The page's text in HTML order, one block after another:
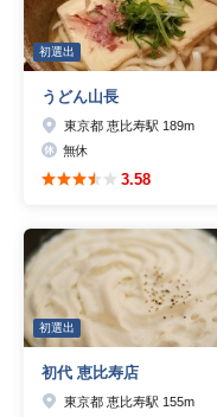
初選出
うどん山長
東京都 恵比寿駅 189m
無休
3.58
初選出
初代 恵比寿店
東京都 恵比寿駅 155m